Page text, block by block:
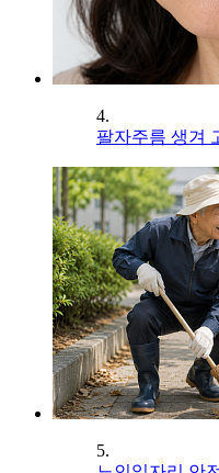
4.
팔자주름 생겨
5.